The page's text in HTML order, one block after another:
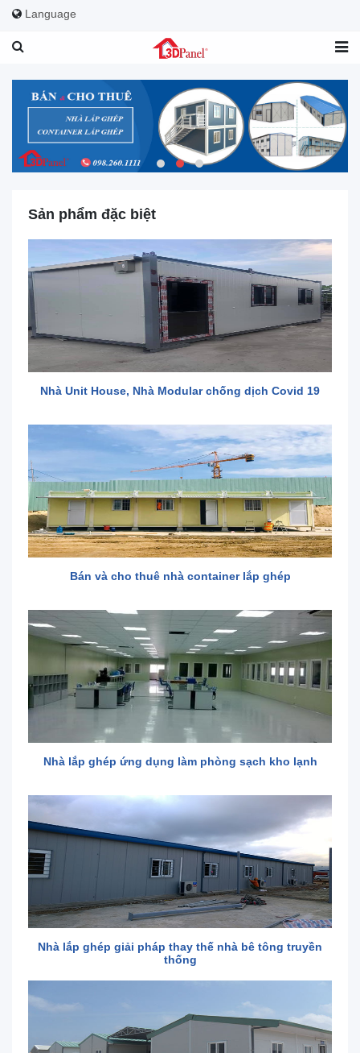
Language
Sản phẩm đặc biệt
Nhà Unit House, Nhà Modular chống dịch Covid 19
Bán và cho thuê nhà container lắp ghép
Nhà lắp ghép ứng dụng làm phòng sạch kho lạnh
Nhà lắp ghép giải pháp thay thế nhà bê tông truyền
thống